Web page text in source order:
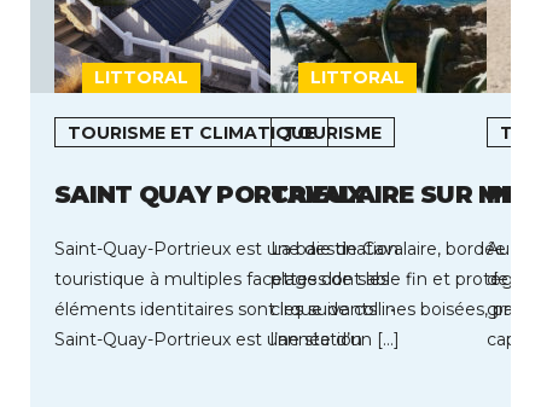
LITTORAL LITTORAL
TOURISME ET CLIMATIQUE
SAINT QUAY PORTRIEUX
Saint-Quay-Portrieux est une destination
touristique à multiples facettes dont les
éléments identitaires sont les suivants : •
Saint-Quay-Portrieux est une station
TOURISME
CAVALAIRE SUR MER
La baie de Cavalaire, bordée de
plages de sable fin et protégée
cirque de collines boisées,
l’année d’un […]
Au
de